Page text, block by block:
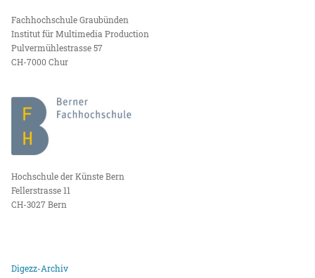
Fachhochschule Graubünden
Institut für Multimedia Production
Pulvermühlestrasse 57
CH-7000 Chur
Hochschule der Künste Bern
Fellerstrasse 11
CH-3027 Bern
Digezz-Archiv